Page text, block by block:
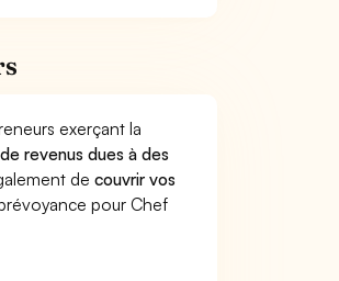
exerçant la
revenus dues à des
decouvrir vos
pour Chef